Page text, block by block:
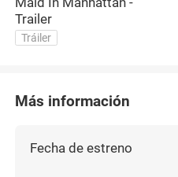
Trailer
Tráiler
Más información
Fecha de estreno